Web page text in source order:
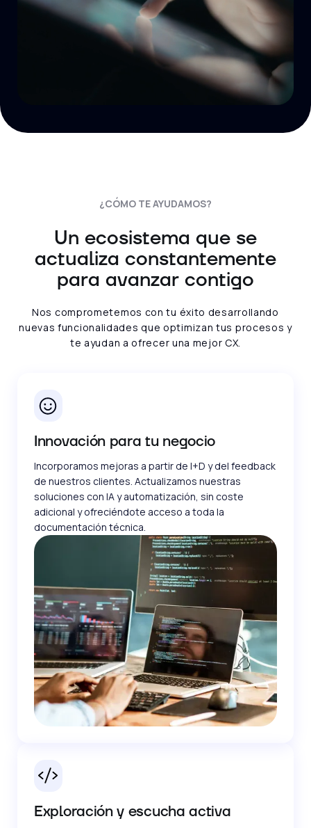
¿CÓMO TE AYUDAMOS?
Un ecosistema que se
actualiza constantemente
para avanzar contigo
Nos comprometemos con tu éxito desarrollando
nuevas funcionalidades que optimizan tus procesos y
te ayudan a ofrecer una mejor CX.
Innovación para tu negocio
Incorporamos mejoras a partir de I+D y del feedback
de nuestros clientes. Actualizamos nuestras
soluciones con IA y automatización, sin coste
adicional y ofreciéndote acceso a toda la
documentación técnica.
Exploración y escucha activa